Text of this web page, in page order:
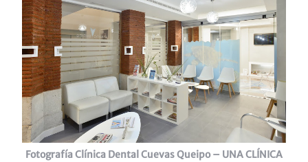
Fotografía Clínica Dental Cuevas Queipo – UNA CLÍNICA